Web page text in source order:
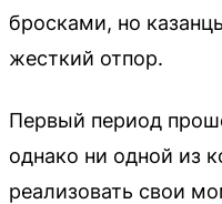
бросками, но
жесткий отпор.
Первый период
однако ни одной из
реализовать свои